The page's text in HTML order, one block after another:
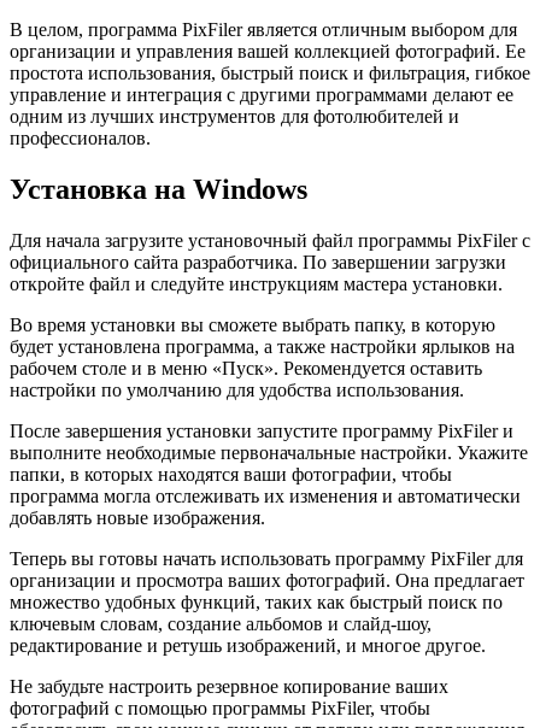
В целом, программа PixFiler является отличным выбором для
организации и управления вашей коллекцией фотографий. Ее
простота использования, быстрый поиск и фильтрация, гибкое
управление и интеграция с другими программами делают ее
одним из лучших инструментов для фотолюбителей и
профессионалов.
Установка на Windows
Для начала загрузите установочный файл программы PixFiler с
официального сайта разработчика. По завершении загрузки
откройте файл и следуйте инструкциям мастера установки.
Во время установки вы сможете выбрать папку, в которую
будет установлена программа, а также настройки ярлыков на
рабочем столе и в меню «Пуск». Рекомендуется оставить
настройки по умолчанию для удобства использования.
После завершения установки запустите программу PixFiler и
выполните необходимые первоначальные настройки. Укажите
папки, в которых находятся ваши фотографии, чтобы
программа могла отслеживать их изменения и автоматически
добавлять новые изображения.
Теперь вы готовы начать использовать программу PixFiler для
организации и просмотра ваших фотографий. Она предлагает
множество удобных функций, таких как быстрый поиск по
ключевым словам, создание альбомов и слайд-шоу,
редактирование и ретушь изображений, и многое другое.
Не забудьте настроить резервное копирование ваших
фотографий с помощью программы PixFiler, чтобы